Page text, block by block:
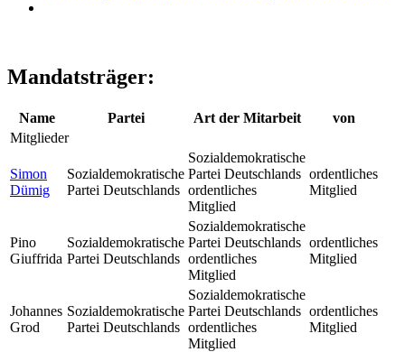
Mandatsträger:
Name Partei Art der Mitarbeit
von
Mitglieder
Simon
Dümig
Sozialdemokratische
Partei Deutschlands
Sozialdemokratische
Partei Deutschlands
ordentliches
Mitglied
ordentliches
Mitglied
Pino
Giuffrida
Sozialdemokratische
Partei Deutschlands
Sozialdemokratische
Partei Deutschlands
ordentliches
Mitglied
ordentliches
Mitglied
Johannes
Grod
Sozialdemokratische
Partei Deutschlands
Sozialdemokratische
Partei Deutschlands
ordentliches
Mitglied
ordentliches
Mitglied